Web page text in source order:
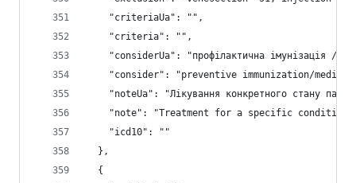
    "criteriaUa": "",
    "criteria": "",
"considerUa": "профілактична імунізація /
"consider": "preventive immunization/
"noteUa": "Лікування конкретного стану
"note": "Treatment for a specific condition
    "icd10": ""
  },
  {